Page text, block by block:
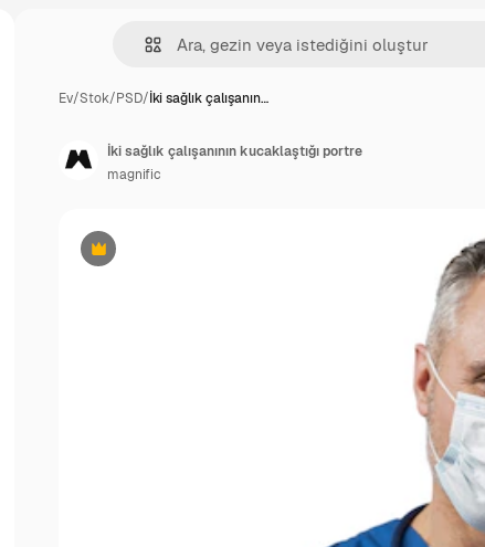
Ev/Stok/PSD/İki sağlık çalışanın…
Premium
İki sağlık çalışanının kucaklaştığı portre
magnific